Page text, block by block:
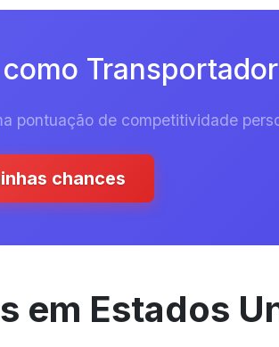
pontuação de competitividade
chances
em Estados